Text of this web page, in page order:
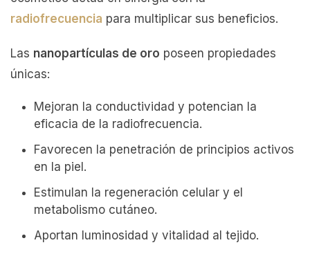
radiofrecuencia para multiplicar sus beneficios.
Las nanopartículas de oro poseen propiedades
únicas:
Mejoran la conductividad y potencian la
eficacia de la radiofrecuencia.
Favorecen la penetración de principios activos
en la piel.
Estimulan la regeneración celular y el
metabolismo cutáneo.
Aportan luminosidad y vitalidad al tejido.